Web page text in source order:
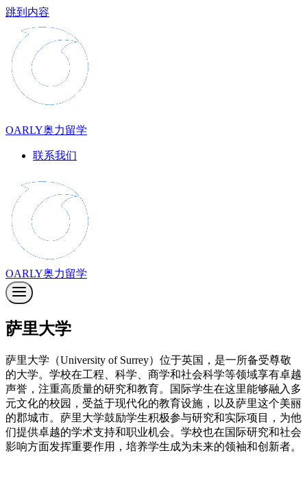
跳到内容
OARLY奥力留学
联系我们
OARLY奥力留学
萨里大学
萨里大学（University of Surrey）位于英国，是一所备受尊敬
的大学。学校在工程、科学、商学和社会科学等领域享有卓越
声誉，注重高质量的研究和教育。国际学生在这里能够融入多
元文化的校园，受益于现代化的教育设施，以及萨里这个美丽
的郡城市。萨里大学鼓励学生积极参与研究和实际项目，为他
们提供卓越的学术支持和职业机会。学校也在国际研究和社会
影响方面发挥重要作用，培养学生成为未来的领袖和创新者。